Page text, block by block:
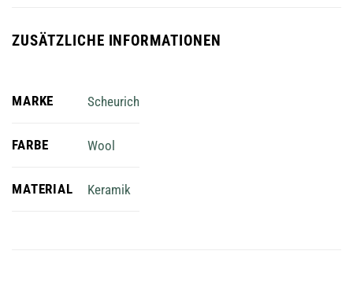
ZUSÄTZLICHE INFORMATIONEN
MARKE Scheurich
FARBE Wool
MATERIAL Keramik